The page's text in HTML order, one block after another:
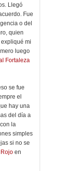
Llegó
Fue
o del
quien
mi
luego
Fortaleza
se fue
el
hay una
del día a
la
simples
si no se
en